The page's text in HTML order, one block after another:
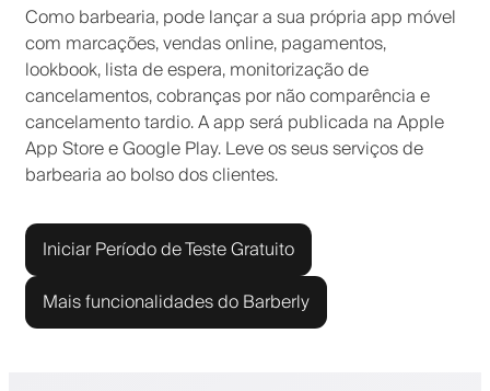
Como barbearia, pode lançar a sua própria app móvel
com marcações, vendas online, pagamentos,
lookbook, lista de espera, monitorização de
cancelamentos, cobranças por não comparência e
cancelamento tardio. A app será publicada na Apple
App Store e Google Play. Leve os seus serviços de
barbearia ao bolso dos clientes.
Iniciar Período de Teste Gratuito
Mais funcionalidades do Barberly